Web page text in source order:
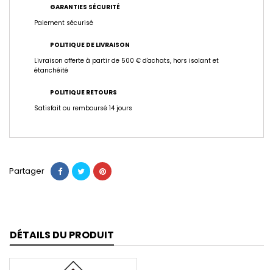
GARANTIES SÉCURITÉ
Paiement sécurisé
POLITIQUE DE LIVRAISON
Livraison offerte à partir de 500 € d'achats, hors isolant et
étanchéité
POLITIQUE RETOURS
Satisfait ou remboursé 14 jours
Partager
DÉTAILS DU PRODUIT